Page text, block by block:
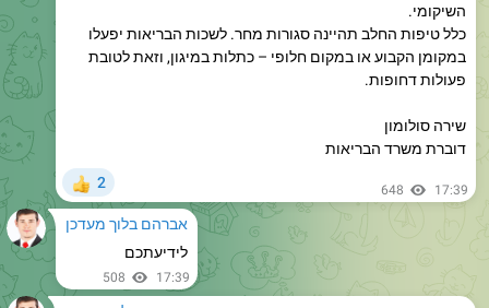
במקומן הקבוע או במקום חלופי – כתלות במיגון, וזאת לטובת
פעולות דחופות.
שירה סולומון
648 17:39
אברהם בלוך מעדכן
לידיעתכם
508 17:39
הודעת דוברות הרשות השופטת